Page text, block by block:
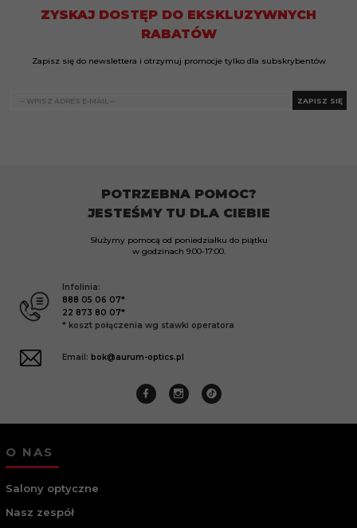
ZYSKAJ DOSTĘP DO EKSKLUZYWNYCH
RABATÓW
Zapisz się do newslettera i otrzymuj promocje tylko dla subskrybentów
ZAPISZ SIĘ
POTRZEBNA POMOC?
JESTEŚMY TU DLA CIEBIE
Służymy pomocą od poniedziałku do piątku
w godzinach 9:00-17:00.
Infolinia:
888 05 06 07*
22 873 80 07*
* koszt połączenia wg stawki operatora
Email: bok@aurum-optics.pl
O NAS
Salony optyczne
Nasz zespół